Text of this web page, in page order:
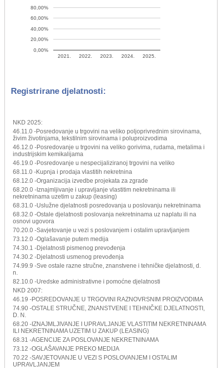
2021. 2022. 2023. 2024. 2025.
0,00%
20,00%
40,00%
60,00%
80,00%
Registrirane djelatnosti:
NKD 2025:
46.11.0 -Posredovanje u trgovini na veliko poljoprivrednim sirovinama,
živim životinjama, tekstilnim sirovinama i poluproizvodima
46.12.0 -Posredovanje u trgovini na veliko gorivima, rudama, metalima i
industrijskim kemikalijama
46.19.0 -Posredovanje u nespecijaliziranoj trgovini na veliko
68.11.0 -Kupnja i prodaja vlastitih nekretnina
68.12.0 -Organizacija izvedbe projekata za zgrade
68.20.0 -Iznajmljivanje i upravljanje vlastitim nekretninama ili
nekretninama uzetim u zakup (leasing)
68.31.0 -Uslužne djelatnosti posredovanja u poslovanju nekretninama
68.32.0 -Ostale djelatnosti poslovanja nekretninama uz naplatu ili na
osnovi ugovora
70.20.0 -Savjetovanje u vezi s poslovanjem i ostalim upravljanjem
73.12.0 -Oglašavanje putem medija
74.30.1 -Djelatnosti pismenog prevođenja
74.30.2 -Djelatnosti usmenog prevođenja
74.99.9 -Sve ostale razne stručne, znanstvene i tehničke djelatnosti, d.
n.
82.10.0 -Uredske administrativne i pomoćne djelatnosti
NKD 2007:
46.19 -POSREDOVANJE U TRGOVINI RAZNOVRSNIM PROIZVODIMA
74.90 -OSTALE STRUČNE, ZNANSTVENE I TEHNIČKE DJELATNOSTI,
D. N.
68.20 -IZNAJMLJIVANJE I UPRAVLJANJE VLASTITIM NEKRETNINAMA
ILI NEKRETNINAMA UZETIM U ZAKUP (LEASING)
68.31 -AGENCIJE ZA POSLOVANJE NEKRETNINAMA
73.12 -OGLAŠAVANJE PREKO MEDIJA
70.22 -SAVJETOVANJE U VEZI S POSLOVANJEM I OSTALIM
UPRAVLJANJEM